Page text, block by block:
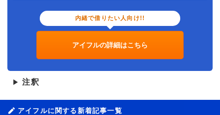
内緒で借りたい人向け!!
アイフルの詳細はこちら
▶ 注釈
アイフルに関する新着記事一覧